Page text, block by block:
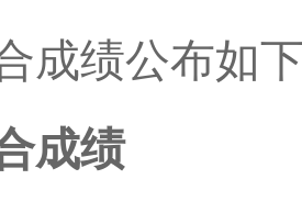
成绩公布如
成绩